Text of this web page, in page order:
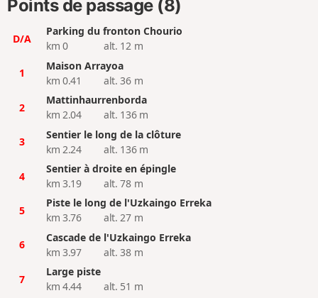
Points de passage (8)
D/A
Parking du fronton Chourio
km 0
alt. 12 m
1
Maison Arrayoa
km 0.41
alt. 36 m
2
Mattinhaurrenborda
km 2.04
alt. 136 m
3
Sentier le long de la clôture
km 2.24
alt. 136 m
4
Sentier à droite en épingle
km 3.19
alt. 78 m
5
Piste le long de l'Uzkaingo Erreka
km 3.76
alt. 27 m
6
Cascade de l'Uzkaingo Erreka
km 3.97
alt. 38 m
7
Large piste
km 4.44
alt. 51 m